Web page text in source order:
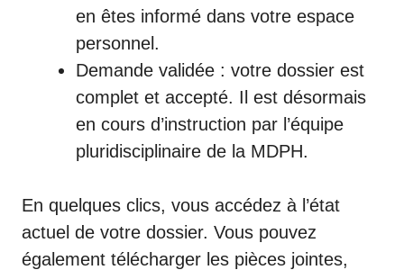
en êtes informé dans votre espace
personnel.
Demande validée : votre dossier est
complet et accepté. Il est désormais
en cours d’instruction par l’équipe
pluridisciplinaire de la MDPH.
En quelques clics, vous accédez à l’état
actuel de votre dossier. Vous pouvez
également télécharger les pièces jointes,